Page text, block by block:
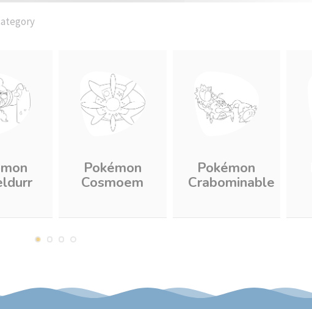
Pokémon
Cosmoem
Pokémon
Crabominable